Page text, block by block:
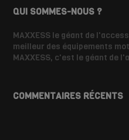
QUI SOMMES-NOUS ?
MAXXESS le géant de
meilleur des équipements
MAXXESS, c'est le géant de
COMMENTAIRES RÉCENTS